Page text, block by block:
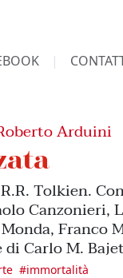
Arduini
Tolkien.
Canzonieri,
Franco
Carlo M.
#immortalità